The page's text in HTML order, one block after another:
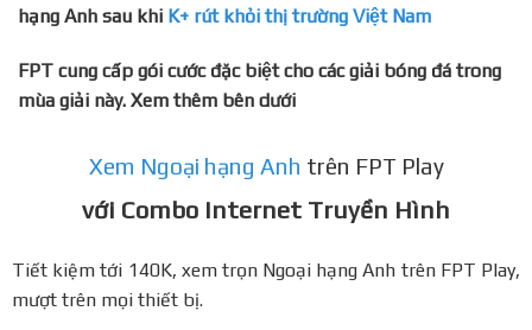
hạng Anh sau khi K+ rút khỏi thị trường Việt Nam
FPT cung cấp gói cước đặc biệt cho các giải bóng đá trong
mùa giải này. Xem thêm bên dưới
Xem Ngoại hạng Anh trên FPT Play
với Combo Internet Truyền Hình
Tiết kiệm tới 140K, xem trọn Ngoại hạng Anh trên FPT Play,
mượt trên mọi thiết bị.